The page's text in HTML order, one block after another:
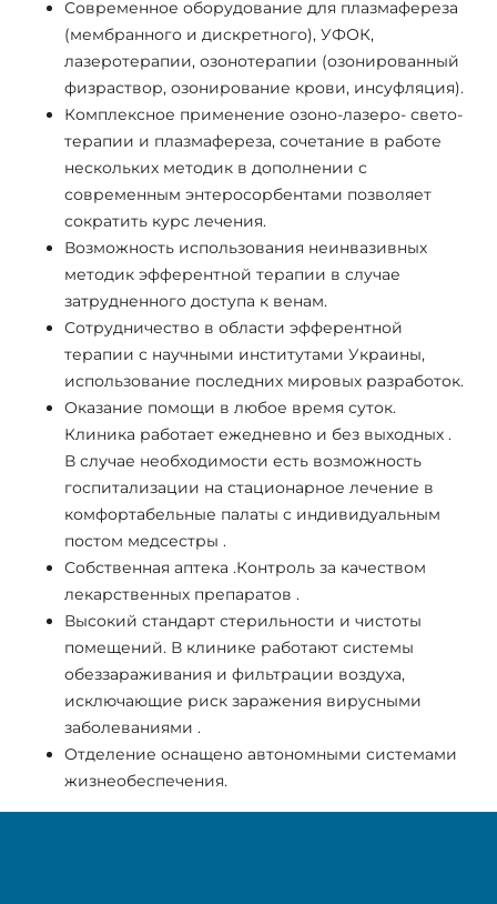
Современное оборудование для плазмафереза
(мембранного и дискретного), УФОК,
лазеротерапии, озонотерапии (озонированный
физраствор, озонирование крови, инсуфляция).
Комплексное применение озоно-лазеро- свето-
терапии и плазмафереза, сочетание в работе
нескольких методик в дополнении с
современным энтеросорбентами позволяет
сократить курс лечения.
Возможность использования неинвазивных
методик эфферентной терапии в случае
затрудненного доступа к венам.
Сотрудничество в области эфферентной
терапии с научными институтами Украины,
использование последних мировых разработок.
Оказание помощи в любое время суток.
Клиника работает ежедневно и без выходных .
В случае необходимости есть возможность
госпитализации на стационарное лечение в
комфортабельные палаты с индивидуальным
постом медсестры .
Собственная аптека .Контроль за качеством
лекарственных препаратов .
Высокий стандарт стерильности и чистоты
помещений. В клинике работают системы
обеззараживания и фильтрации воздуха,
исключающие риск заражения вирусными
заболеваниями .
Отделение оснащено автономными системами
жизнеобеспечения.